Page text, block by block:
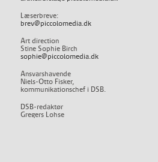
Læserbreve:
brev@piccolomedia.dk
Art direction
Stine Sophie Birch
sophie@piccolomedia.dk
Ansvarshavende
Niels-Otto Fisker,
kommunikationschef i DSB.
DSB-redaktør
Gregers Lohse